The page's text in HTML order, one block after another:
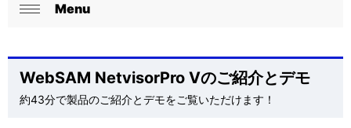
現
位
置
ロ
カ
ル
Menu
WebSAM NetvisorPro Vのご紹介とデモ
約43分で製品のご紹介とデモをご覧いただけます！